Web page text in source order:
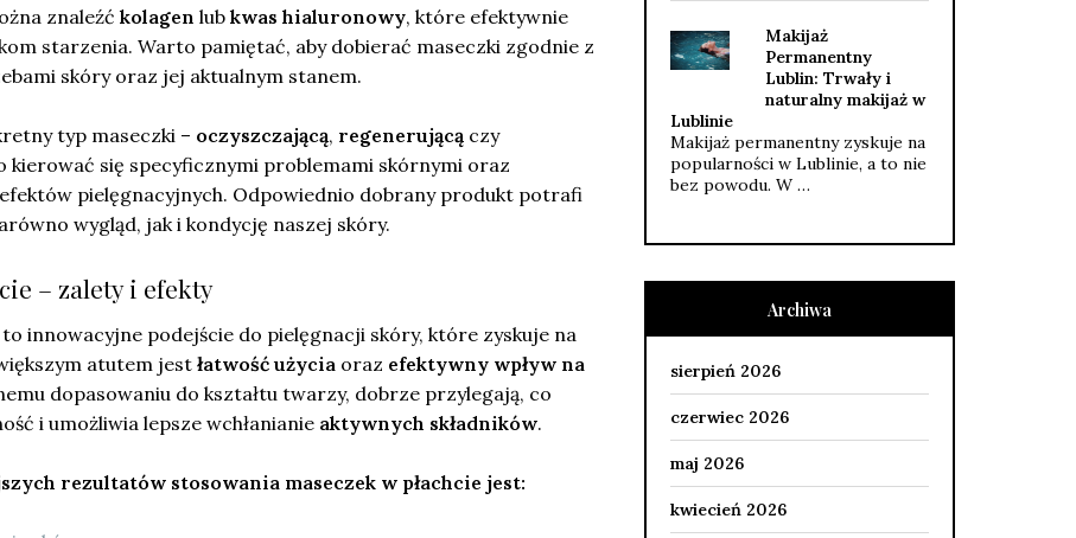
znaleźć kolagen lub kwas hialuronowy, które efektywnie
starzenia. Warto pamiętać, aby dobierać maseczki zgodnie z
skóry oraz jej aktualnym stanem.
typ maseczki – oczyszczającą, regenerującą czy
kierować się specyficznymi problemami skórnymi oraz
pielęgnacyjnych. Odpowiednio dobrany produkt potrafi
wygląd, jak i kondycję naszej skóry.
– zalety i efekty
to innowacyjne podejście do pielęgnacji skóry, które zyskuje na
atutem jestłatwość użycia oraz efektywny wpływ na
dopasowaniu do kształtu twarzy, dobrze przylegają, co
i umożliwia lepsze wchłanianie aktywnych składników.
rezultatów stosowania maseczek w płachcie jest:
Makijaż
Permanentny
Lublin: Trwały i
naturalny makijaż w
Lublinie
Makijaż permanentny zyskuje na
popularności w Lublinie, a to nie
bez powodu. W …
Archiwa
sierpień 2026
czerwiec 2026
maj 2026
kwiecień 2026